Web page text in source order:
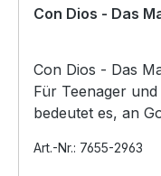
Con Dios - Das
Con Dios - Das Magazin Das
Für Teenager und
bedeutet es, an
Art.-Nr.: 7655-2963